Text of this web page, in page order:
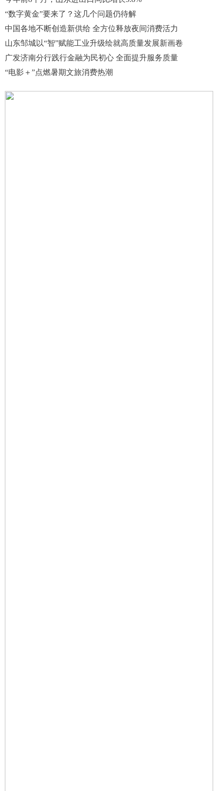
“数字黄金”要来了？这几个问题仍待解
中国各地不断创造新供给 全方位释放夜间消费活力
山东邹城以“智”赋能工业升级绘就高质量发展新画卷
广发济南分行践行金融为民初心 全面提升服务质量
“电影＋”点燃暑期文旅消费热潮